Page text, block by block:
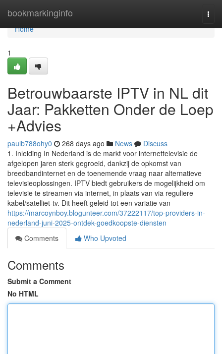
bookmarkinginfo
Home
Home
1
Betrouwbaarste IPTV in NL dit
Jaar: Pakketten Onder de Loep
+Advies
paulb788ohy0 268 days ago News
Discuss
1. Inleiding In Nederland is de markt voor internettelevisie de
afgelopen jaren sterk gegroeid, dankzij de opkomst van
breedbandinternet en de toenemende vraag naar alternatieve
televisieoplossingen. IPTV biedt gebruikers de mogelijkheid om
televisie te streamen via internet, in plaats van via reguliere
kabel/satelliet-tv. Dit heeft geleid tot een variatie van
https://marcoynboy.blogunteer.com/37222117/top-providers-in-
nederland-juni-2025-ontdek-goedkoopste-diensten
Comments
Who Upvoted
Comments
Submit a Comment
No HTML